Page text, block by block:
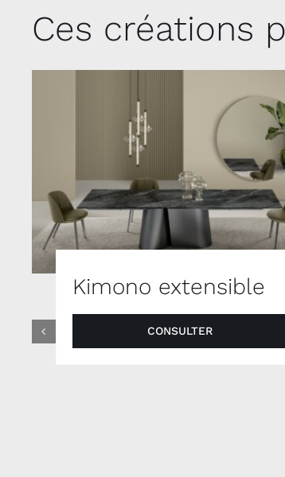
Ces créations
Kimono extensible
CONSULTER